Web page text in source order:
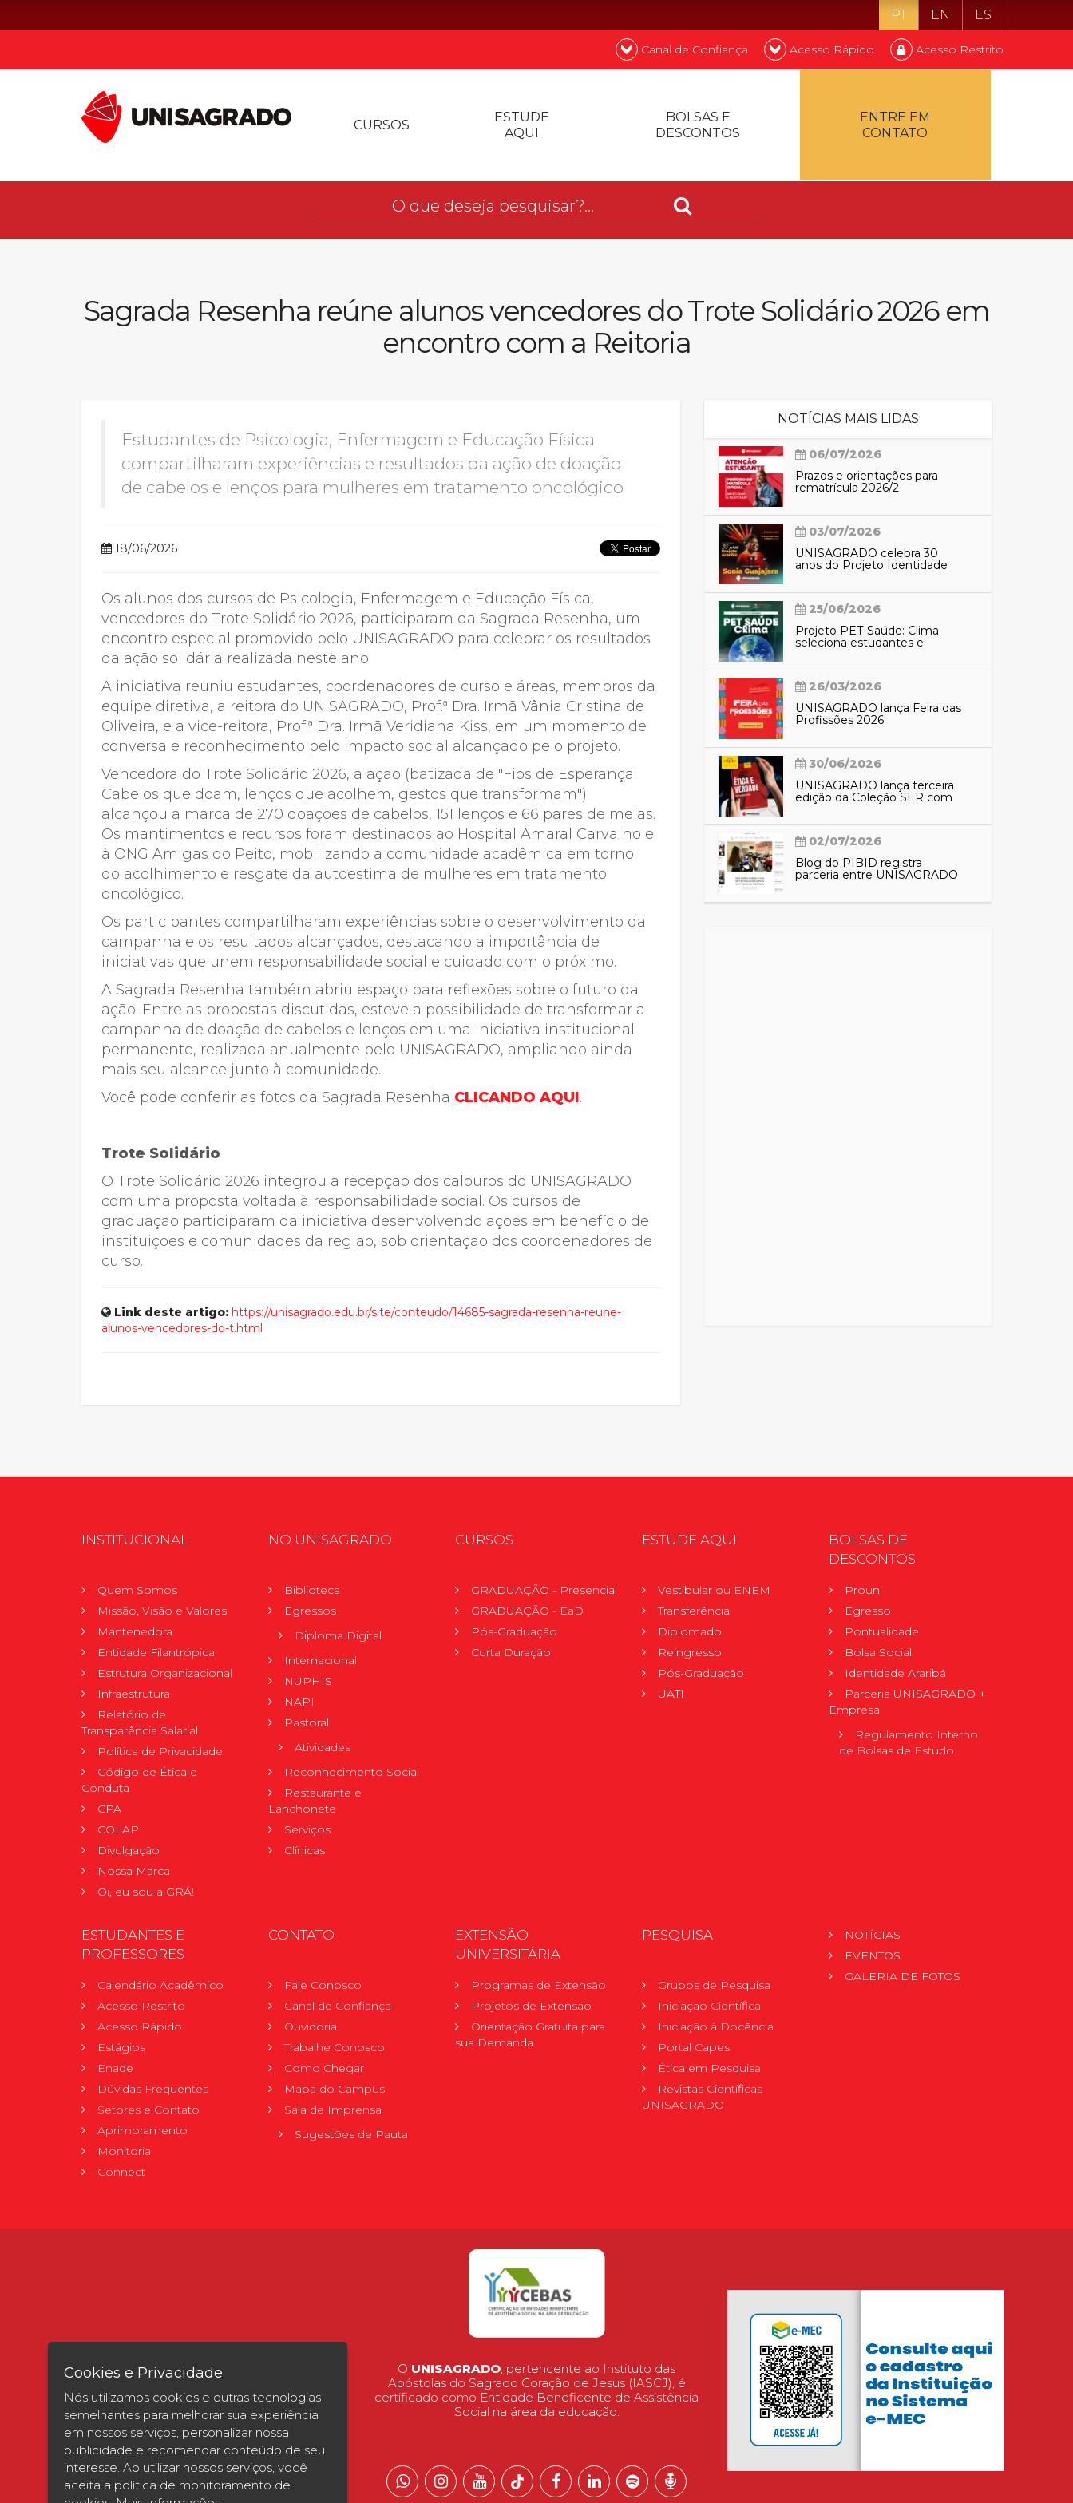
Graduação
Transferência
Reingresso
Desconto de pontualidade
Contatos
Calendário acadêmico
Internacionalização
UATI
PT EN ES
Canal de Confiança Acesso Rápido Acesso Restrito
CURSOS
ESTUDE
AQUI
BOLSAS E
DESCONTOS
ENTRE EM
CONTATO
Sagrada Resenha reúne alunos vencedores do Trote Solidário 2026 em
encontro com a Reitoria
Estudantes de Psicologia, Enfermagem e Educação Física
compartilharam experiências e resultados da ação de doação
de cabelos e lenços para mulheres em tratamento oncológico
18/06/2026
Os alunos dos cursos de Psicologia, Enfermagem e Educação Física,
vencedores do Trote Solidário 2026, participaram da Sagrada Resenha, um
encontro especial promovido pelo UNISAGRADO para celebrar os resultados
da ação solidária realizada neste ano.
A iniciativa reuniu estudantes, coordenadores de curso e áreas, membros da
equipe diretiva, a reitora do UNISAGRADO, Prof.ª Dra. Irmã Vânia Cristina de
Oliveira, e a vice-reitora, Prof.ª Dra. Irmã Veridiana Kiss, em um momento de
conversa e reconhecimento pelo impacto social alcançado pelo projeto.
Vencedora do Trote Solidário 2026, a ação (batizada de "Fios de Esperança:
Cabelos que doam, lenços que acolhem, gestos que transformam")
alcançou a marca de 270 doações de cabelos, 151 lenços e 66 pares de meias.
Os mantimentos e recursos foram destinados ao Hospital Amaral Carvalho e
à ONG Amigas do Peito, mobilizando a comunidade acadêmica em torno
do acolhimento e resgate da autoestima de mulheres em tratamento
oncológico.
Os participantes compartilharam experiências sobre o desenvolvimento da
campanha e os resultados alcançados, destacando a importância de
iniciativas que unem responsabilidade social e cuidado com o próximo.
A Sagrada Resenha também abriu espaço para reflexões sobre o futuro da
ação. Entre as propostas discutidas, esteve a possibilidade de transformar a
campanha de doação de cabelos e lenços em uma iniciativa institucional
permanente, realizada anualmente pelo UNISAGRADO, ampliando ainda
mais seu alcance junto à comunidade.
Você pode conferir as fotos da Sagrada Resenha CLICANDO AQUI.
Trote Solidário
O Trote Solidário 2026 integrou a recepção dos calouros do UNISAGRADO
com uma proposta voltada à responsabilidade social. Os cursos de
graduação participaram da iniciativa desenvolvendo ações em benefício de
instituições e comunidades da região, sob orientação dos coordenadores de
curso.
Link deste artigo: https://unisagrado.edu.br/site/conteudo/14685-sagrada-resenha-reune-
alunos-vencedores-do-t.html
NOTÍCIAS MAIS LIDAS
06/07/2026
Prazos e orientações para
rematrícula 2026/2
03/07/2026
UNISAGRADO celebra 30
anos do Projeto Identidade
Sônia Guajajara
25/06/2026
Projeto PET-Saúde: Clima
seleciona estudantes e
do SUS contra eventos
climáticos extremos
26/03/2026
UNISAGRADO lança Feira das
Profissões 2026
30/06/2026
UNISAGRADO lança terceira
edição da Coleção SER com
verdade
02/07/2026
Blog do PIBID registra
parceria entre UNISAGRADO
aproxima comunidade das
INSTITUCIONAL
Quem Somos
Missão, Visão e Valores
Mantenedora
Entidade Filantrópica
Estrutura Organizacional
Infraestrutura
Relatório de
Transparência Salarial
Política de Privacidade
Código de Ética e
Conduta
CPA
COLAP
Divulgação
Nossa Marca
Oi, eu sou a GRÁ!
NO UNISAGRADO
Biblioteca
Egressos
Diploma Digital
Internacional
NUPHIS
NAPI
Pastoral
Atividades
Reconhecimento Social
Restaurante e
Lanchonete
Serviços
Clínicas
CURSOS
GRADUAÇÃO - Presencial
GRADUAÇÃO - EaD
Pós-Graduação
Curta Duração
ESTUDE AQUI
Vestibular ou ENEM
Transferência
Diplomado
Reingresso
Pós-Graduação
UATI
BOLSAS DE
DESCONTOS
Prouni
Egresso
Pontualidade
Bolsa Social
Identidade Araribá
Parceria UNISAGRADO +
Empresa
Regulamento Interno
de Bolsas de Estudo
ESTUDANTES E
PROFESSORES
Calendário Acadêmico
Acesso Restrito
Acesso Rápido
Estágios
Enade
Dúvidas Frequentes
Setores e Contato
Aprimoramento
Monitoria
Connect
CONTATO
Fale Conosco
Canal de Confiança
Ouvidoria
Trabalhe Conosco
Como Chegar
Mapa do Campus
Sala de Imprensa
Sugestões de Pauta
EXTENSÃO
UNIVERSITÁRIA
Programas de Extensão
Projetos de Extensão
Orientação Gratuita para
sua Demanda
PESQUISA
Grupos de Pesquisa
Iniciação Científica
Iniciação à Docência
Portal Capes
Ética em Pesquisa
Revistas Científicas
UNISAGRADO
NOTÍCIAS
EVENTOS
GALERIA DE FOTOS
Verificada por
O UNISAGRADO, pertencente ao Instituto das
Apóstolas do Sagrado Coração de Jesus (IASCJ), é
certificado como Entidade Beneficente de Assistência
Social na área da educação.
Cookies e Privacidade
Nós utilizamos cookies e outras tecnologias
semelhantes para melhorar sua experiência
em nossos serviços, personalizar nossa
publicidade e recomendar conteúdo de seu
interesse. Ao utilizar nossos serviços, você
aceita a política de monitoramento de